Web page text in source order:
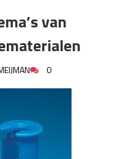
van
0